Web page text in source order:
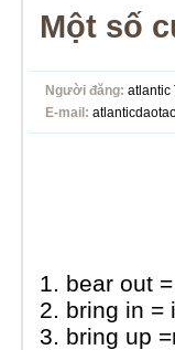
Một số
Người đăng: atlantic
E-mail:
1. bear out
2. bring in =
3. bring up